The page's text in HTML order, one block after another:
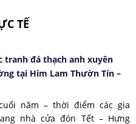
TẾ
tranh đá thạch anh xuyên
tại Him Lam Thườn Tín –
năm – thời điểm các gia
nhà cửa đón Tết – Hưng